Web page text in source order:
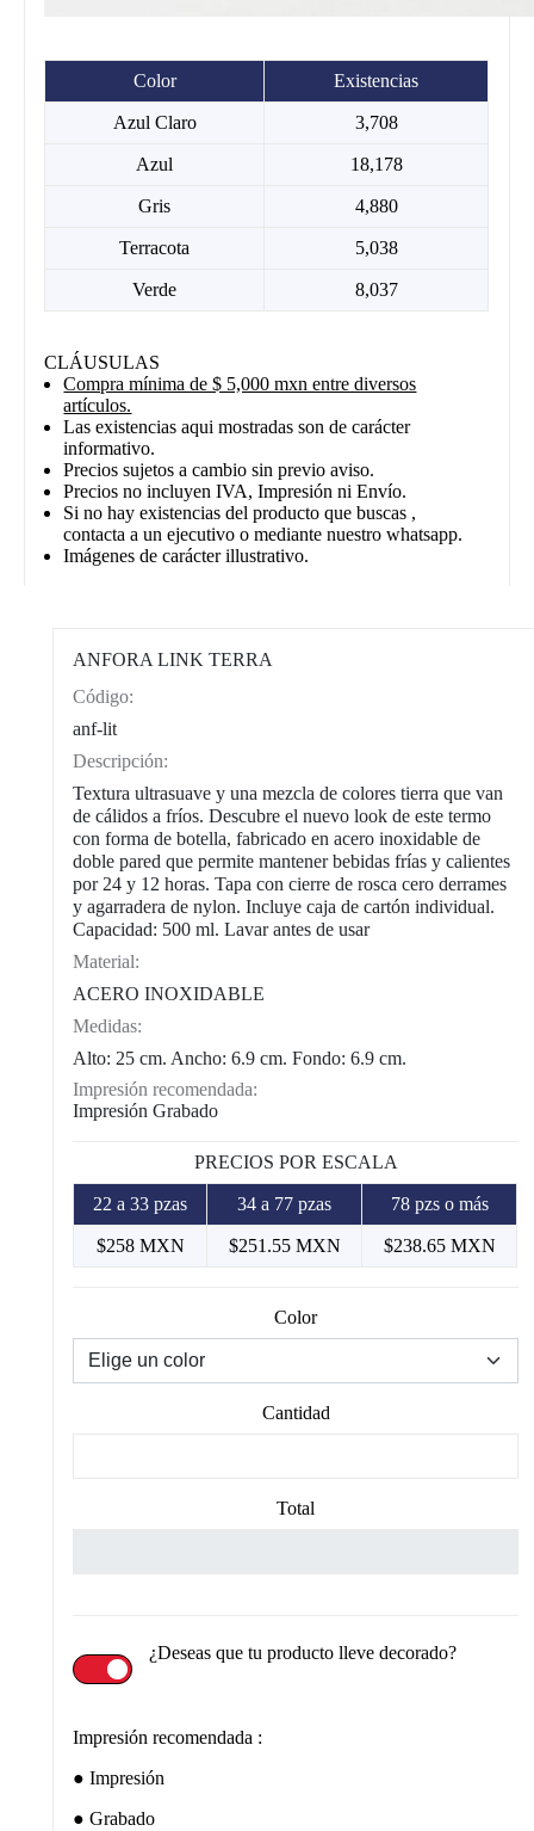
Color Existencias
Azul Claro 3,708
Azul 18,178
Gris 4,880
Terracota 5,038
Verde 8,037
CLÁUSULAS
Compra mínima de $ 5,000 mxn entre diversos
artículos.
Las existencias aqui mostradas son de carácter
informativo.
Precios sujetos a cambio sin previo aviso.
Precios no incluyen IVA, Impresión ni Envío.
Si no hay existencias del producto que buscas ,
contacta a un ejecutivo o mediante nuestro whatsapp.
Imágenes de carácter illustrativo.
ANFORA LINK TERRA
Código:
anf-lit
Descripción:
Textura ultrasuave y una mezcla de colores tierra que van
de cálidos a fríos. Descubre el nuevo look de este termo
con forma de botella, fabricado en acero inoxidable de
doble pared que permite mantener bebidas frías y calientes
por 24 y 12 horas. Tapa con cierre de rosca cero derrames
y agarradera de nylon. Incluye caja de cartón individual.
Capacidad: 500 ml. Lavar antes de usar
Material:
ACERO INOXIDABLE
Medidas:
Alto: 25 cm. Ancho: 6.9 cm. Fondo: 6.9 cm.
Impresión recomendada:
Impresión Grabado
PRECIOS POR ESCALA
22 a 33 pzas 34 a 77 pzas 78 pzs o más
$258 MXN $251.55 MXN $238.65 MXN
Color
Cantidad
Total
¿Deseas que tu producto lleve decorado?
Impresión recomendada :
Impresión
Grabado